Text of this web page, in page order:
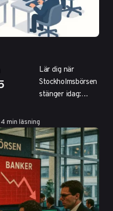
sentiment och tips
för investerare.
Lär dig när
Stockholmsbörsen
stänger idag:
halvdagar 13:00
och USA-börsens
tider från svensk
synvinkel. Kolla
öppettider,
helgdagar 2025
och planeringstips
för börsen idag.
4 min läsning